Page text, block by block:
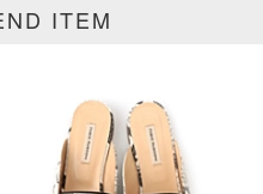
ITEM